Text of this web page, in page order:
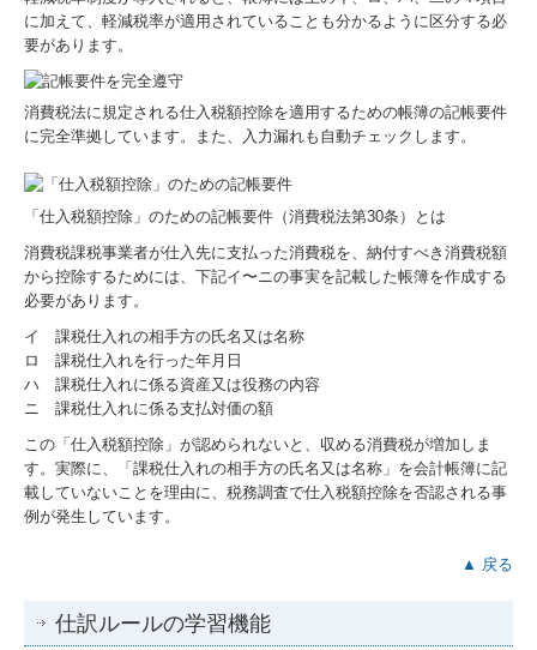
に加えて、軽減税率が適用されていることも分かるように区分する必
要があります。
消費税法に規定される仕入税額控除を適用するための帳簿の記帳要件
に完全準拠しています。また、入力漏れも自動チェックします。
「仕入税額控除」のための記帳要件（消費税法第30条）とは
消費税課税事業者が仕入先に支払った消費税を、納付すべき消費税額
から控除するためには、下記イ〜ニの事実を記載した帳簿を作成する
必要があります。
イ 課税仕入れの相手方の氏名又は名称
ロ 課税仕入れを行った年月日
ハ 課税仕入れに係る資産又は役務の内容
ニ 課税仕入れに係る支払対価の額
この「仕入税額控除」が認められないと、収める消費税が増加しま
す。実際に、「課税仕入れの相手方の氏名又は名称」を会計帳簿に記
載していないことを理由に、税務調査で仕入税額控除を否認される事
例が発生しています。
▲ 戻る
仕訳ルールの学習機能